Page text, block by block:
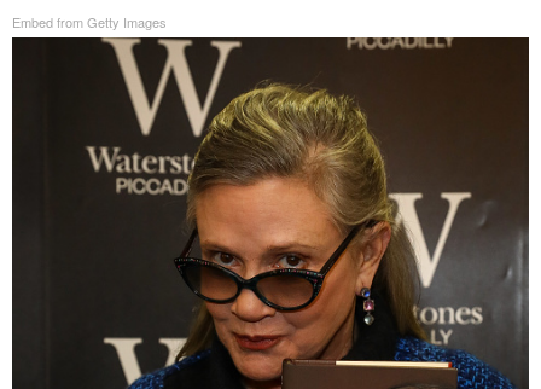
Embed from Getty Images